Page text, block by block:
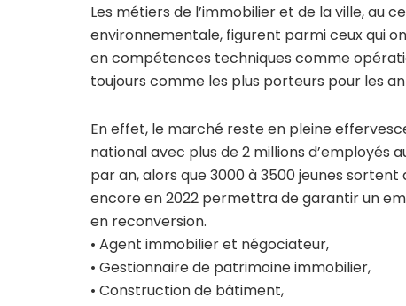
Les métiers de l’immobilier et de la ville,
environnementale, figurent parmi ceux qui
en compétences techniques comme
toujours comme les plus porteurs pour les
En effet, le marché reste en pleine
national avec plus de 2 millions d’employés
par an, alors que 3000 à 3500 jeunes
encore en 2022 permettra de garantir un
en reconversion.
• Agent immobilier et négociateur,
• Gestionnaire de patrimoine immobilier,
• Construction de bâtiment,